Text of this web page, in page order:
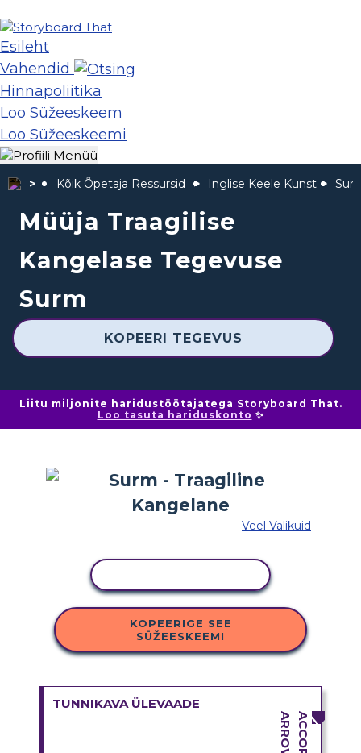
Esileht
Vahendid
Hinnapoliitika
Loo Süžeeskeem
Loo Süžeeskeemi
Kõik Õpetaja Ressursid Inglise Keele Kunst
Müüja Traagilise
Kangelase Tegevuse
Surm
KOPEERI TEGEVUS
Liitu miljonite haridustöötajatega Storyboard That.
Loo tasuta hariduskonto ✨
Veel Valikuid
KOPEERIGE SEE
SÜŽEESKEEMI
TUNNIKAVA ÜLEVAADE